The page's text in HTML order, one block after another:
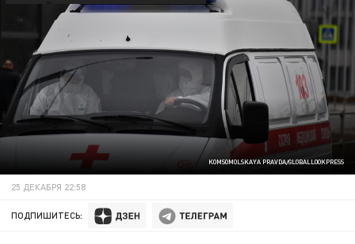
KOMSOMOLSKAYA PRAVDA/GLOBALLOOKPRESS
25 ДЕКАБРЯ 22:58
ПОДПИШИТЕСЬ: